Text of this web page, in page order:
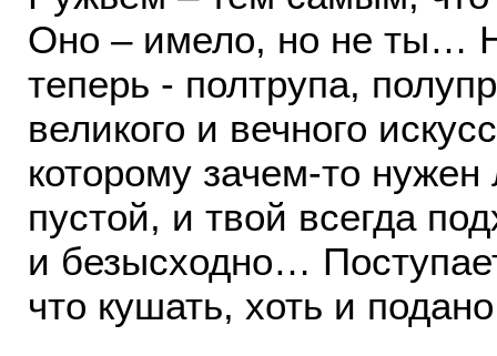
Оно – имело, но не ты…
теперь - полтрупа,
великого и вечного
которому зачем-то нужен
пустой, и твой всегда
и безысходно…
что кушать, хоть и